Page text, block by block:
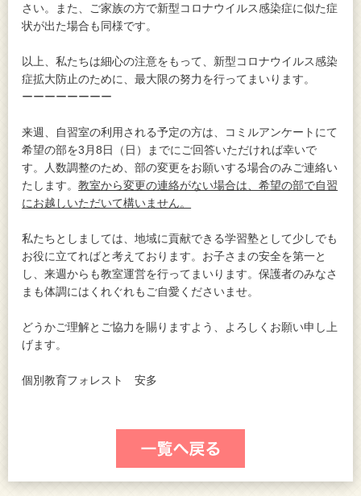
さい。また、ご家族の方で新型コロナウイルス感染症に似た症
状が出た場合も同様です。
以上、私たちは細心の注意をもって、新型コロナウイルス感染
症拡大防止のために、最大限の努力を行ってまいります。
ーーーーーーーー
来週、自習室の利用される予定の方は、コミルアンケートにて
希望の部を3月8日（日）までにご回答いただければ幸いで
す。人数調整のため、部の変更をお願いする場合のみご連絡い
たします。教室から変更の連絡がない場合は、希望の部で自習
にお越しいただいて構いません。
私たちとしましては、地域に貢献できる学習塾として少しでも
お役に立てればと考えております。お子さまの安全を第一と
し、来週からも教室運営を行ってまいります。保護者のみなさ
まも体調にはくれぐれもご自愛くださいませ。
どうかご理解とご協力を賜りますよう、よろしくお願い申し上
げます。
個別教育フォレスト 安多